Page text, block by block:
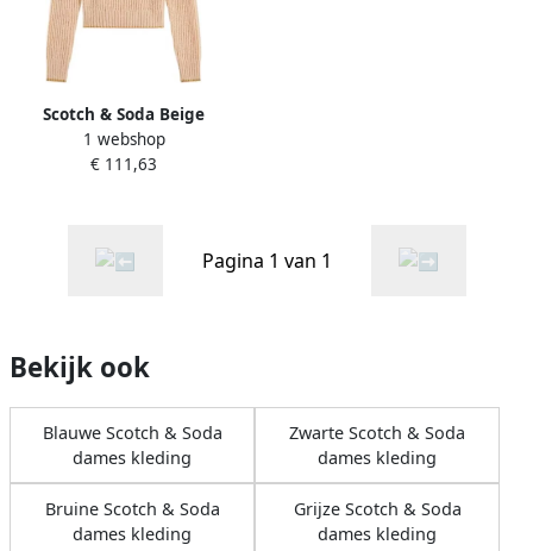
Scotch & Soda Beige
Pofmouw Trui Beige Dames
1 webshop
€ 111,63
Pagina 1 van 1
Bekijk ook
Blauwe Scotch & Soda
dames kleding
Zwarte Scotch & Soda
dames kleding
Bruine Scotch & Soda
dames kleding
Grijze Scotch & Soda
dames kleding